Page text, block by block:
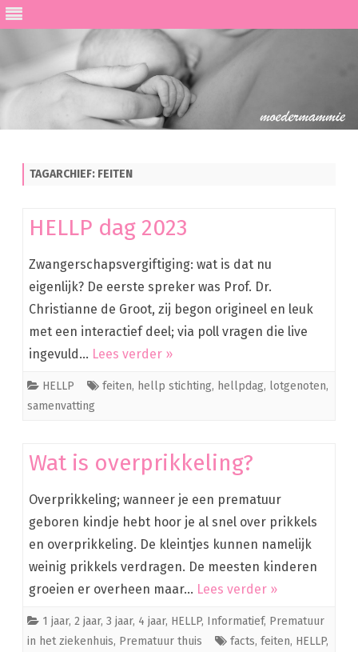
TAGARCHIEF: FEITEN
HELLP dag 2023
Zwangerschapsvergiftiging: wat is dat nu
eigenlijk? De eerste spreker was Prof. Dr.
Christianne de Groot, zij begon origineel en leuk
met een interactief deel; via poll vragen die live
ingevuld… Lees verder »
HELLP feiten, hellp stichting, hellpdag, lotgenoten,
samenvatting
Wat is overprikkeling?
Overprikkeling; wanneer je een prematuur
geboren kindje hebt hoor je al snel over prikkels
en overprikkeling. De kleintjes kunnen namelijk
weinig prikkels verdragen. De meesten kinderen
groeien er overheen maar… Lees verder »
1 jaar, 2 jaar, 3 jaar, 4 jaar, HELLP, Informatief, Prematuur
in het ziekenhuis, Prematuur thuis facts, feiten, HELLP,